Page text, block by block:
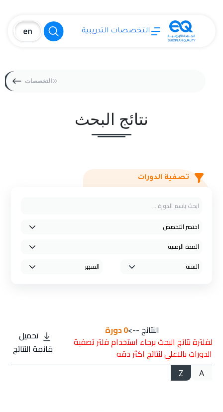
التخصصات التدريبية
التخصصات
نتائج البحث
تصفية الدورات
النتائج -->0دورة
لفلترة نتائج البحث برجاء استخدام فلتر تصفية
الدورات بالاعلي لنتائج اكثر دقه
تحميل
قائمة النتائج
A
Z